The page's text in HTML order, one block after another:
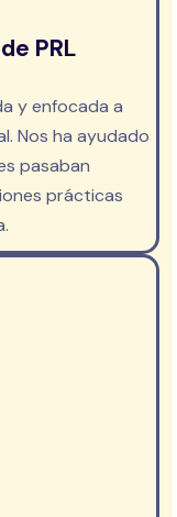
PRL
y enfocada a
Nos ha ayudado
pasaban
prácticas